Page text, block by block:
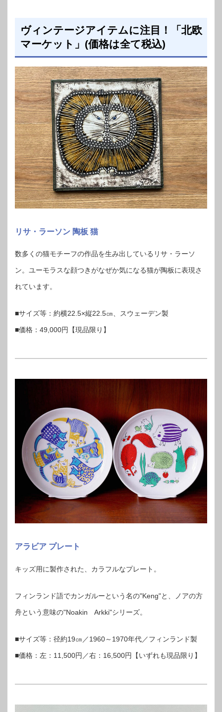
ヴィンテージアイテムに注目！「北欧
マーケット」(価格は全て税込)
リサ・ラーソン 陶板 猫
数多くの猫モチーフの作品を生み出しているリサ・ラーソ
ン。ユーモラスな顔つきがなぜか気になる猫が陶板に表現さ
れています。
■サイズ等：約横22.5×縦22.5㎝、スウェーデン製
■価格：49,000円【現品限り】
アラビア プレート
キッズ用に製作された、カラフルなプレート。
フィンランド語でカンガルーという名の"Keng"と、ノアの方
舟という意味の"Noakin Arkki"シリーズ。
■サイズ等：径約19㎝／1960～1970年代／フィンランド製
■価格：左：11,500円／右：16,500円【いずれも現品限り】